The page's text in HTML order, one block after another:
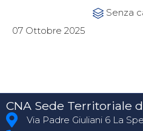
 Senza
07 Ottobre 2025
CNA Sede Territoriale
Via Padre Giuliani 6 La